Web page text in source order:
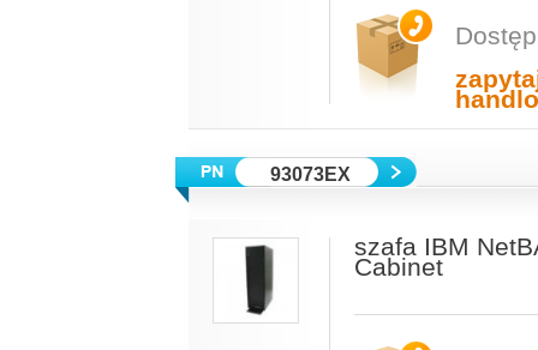
93073EX
szafa IBM
Cabinet